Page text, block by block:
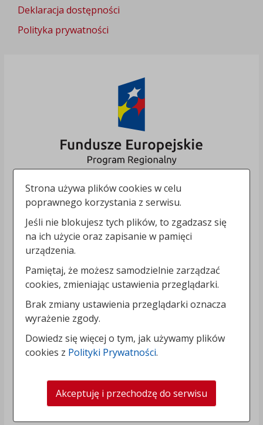
Deklaracja dostępności
Polityka prywatności
Strona używa plików cookies w celu
poprawnego korzystania z serwisu.
Jeśli nie blokujesz tych plików, to zgadzasz się
na ich użycie oraz zapisanie w pamięci
urządzenia.
Pamiętaj, że możesz samodzielnie zarządzać
cookies, zmieniając ustawienia przeglądarki.
Brak zmiany ustawienia przeglądarki oznacza
wyrażenie zgody.
Dowiedz się więcej o tym, jak używamy plików
cookies z Polityki Prywatności.
Akceptuję i przechodzę do serwisu